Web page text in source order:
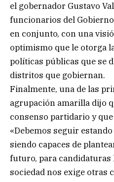
el gobernador Gustavo
funcionarios del
en conjunto, con una
optimismo que le otorga
políticas públicas que se
distritos que gobiernan.
Finalmente, una de las
agrupación amarilla dijo
consenso partidario y
«Debemos seguir
siendo capaces de
futuro, para candidaturas
sociedad nos exige otras